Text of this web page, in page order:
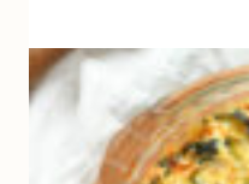
ÉPAISSE
À
LA
FARINE
DE
POIS